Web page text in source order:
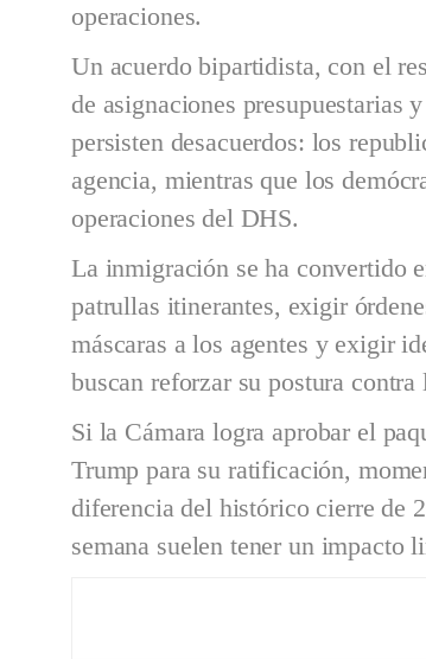
operaciones.
Un acuerdo bipartidista, con el
de asignaciones presupuestarias
persisten desacuerdos: los
agencia, mientras que los
operaciones del DHS.
La inmigración se ha convertido
patrullas itinerantes, exigir
máscaras a los agentes y exigir
buscan reforzar su postura
Si la Cámara logra aprobar el
Trump para su ratificación,
diferencia del histórico cierre de
semana suelen tener un impacto